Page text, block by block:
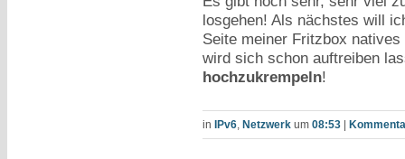
losgehen! Als nächstes will
Seite meiner Fritzbox
wird sich schon auftreiben
hochzukrempeln!
in IPv6, Netzwerkum 08:53|